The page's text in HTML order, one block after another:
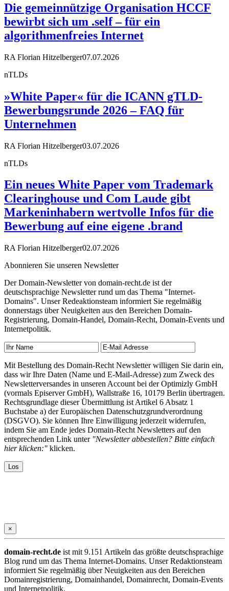
Die gemeinnützige Organisation HCCF
bewirbt sich um .self – für ein
algorithmenfreies Internet
RA Florian Hitzelberger07.07.2026
nTLDs
»White Paper« für die ICANN gTLD-
Bewerbungsrunde 2026 – FAQ für
Unternehmen
RA Florian Hitzelberger03.07.2026
nTLDs
Ein neues White Paper vom Trademark
Clearinghouse und Com Laude gibt
Markeninhabern wertvolle Infos für die
Bewerbung auf eine eigene .brand
RA Florian Hitzelberger02.07.2026
Abonnieren Sie unseren Newsletter
Der Domain-Newsletter von domain-recht.de ist der
deutschsprachige Newsletter rund um das Thema "Internet-
Domains". Unser Redeaktionsteam informiert Sie regelmäßig
donnerstags über Neuigkeiten aus den Bereichen Domain-
Registrierung, Domain-Handel, Domain-Recht, Domain-Events und
Internetpolitik.
Mit Bestellung des Domain-Recht Newsletter willigen Sie darin ein,
dass wir Ihre Daten (Name und E-Mail-Adresse) zum Zweck des
Newsletterversandes in unseren Account bei der Optimizly GmbH
(vormals Episerver GmbH), Wallstraße 16, 10179 Berlin übertragen.
Rechtsgrundlage dieser Übermittlung ist Artikel 6 Absatz 1
Buchstabe a) der Europäischen Datenschutzgrundverordnung
(DSGVO). Sie können Ihre Einwilligung jederzeit widerrufen,
indem Sie am Ende jedes Domain-Recht Newsletters auf den
entsprechenden Link unter "Newsletter abbestellen? Bitte einfach
hier klicken:" klicken.
×
domain-recht.de ist mit 9.151 Artikeln das größte deutschsprachige
Blog rund um das Thema Internet-Domains. Unser Redaktionsteam
informiert Sie regelmäßig über Neuigkeiten aus den Bereichen
Domainregistrierung, Domainhandel, Domainrecht, Domain-Events
und Internetpolitik.